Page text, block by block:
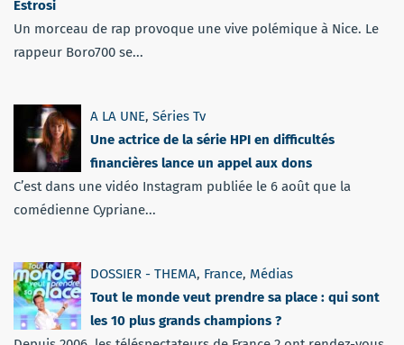
Estrosi
Un morceau de rap provoque une vive polémique à Nice. Le
rappeur Boro700 se...
A LA UNE, Séries Tv
Une actrice de la série HPI en difficultés
financières lance un appel aux dons
C’est dans une vidéo Instagram publiée le 6 août que la
comédienne Cypriane...
DOSSIER - THEMA, France, Médias
Tout le monde veut prendre sa place : qui sont
les 10 plus grands champions ?